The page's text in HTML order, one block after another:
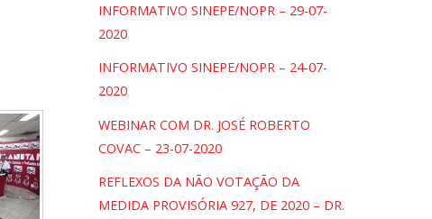
INFORMATIVO SINEPE/NOPR – 29-07-
2020
INFORMATIVO SINEPE/NOPR – 24-07-
2020
WEBINAR COM DR. JOSÉ ROBERTO
COVAC – 23-07-2020
REFLEXOS DA NÃO VOTAÇÃO DA
MEDIDA PROVISÓRIA 927, DE 2020 – DR.